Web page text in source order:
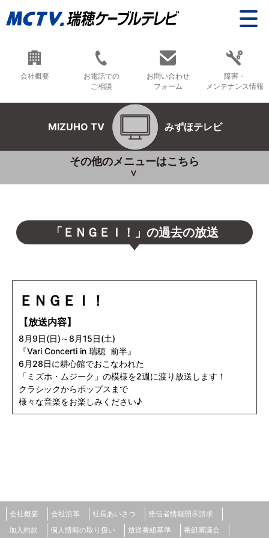
会社概要
お電話での
ご相談
お問い合わせ
フォーム
障害・
メンテナンス情報
MIZUHO TV みずほテレビ
その他のメニューはこちら
「ＥＮＧＥＩ！」の過去の放送
ＥＮＧＥＩ！
【放送内容】
8月9日(日)～8月15日(土)
『Vari Concerti in 瑞穂 前半』
6月28日に耕心館でおこなわれた
「ミズホ・ムジーク」の模様を2週に渡り放送します！
クラシックからポップスまで
様々な音楽をお楽しみください♪
会社概要 会社沿革 社長あいさつ
発信者情報開示請求
加入約款
個人情報の取り扱い 放送番組基準 番組審議会